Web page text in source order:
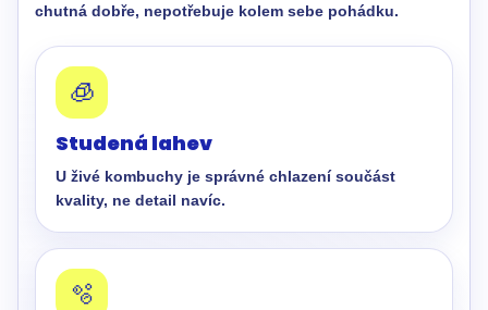
chutná dobře, nepotřebuje kolem sebe pohádku.
🧊
Studená lahev
U živé kombuchy je správné chlazení součást
kvality, ne detail navíc.
🫧